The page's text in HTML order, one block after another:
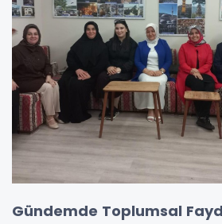
Gündemde Toplumsal